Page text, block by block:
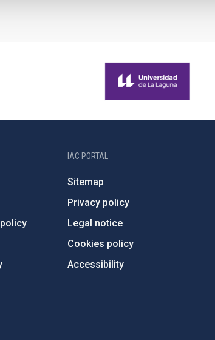
IAC PORTAL
Sitemap
Privacy policy
Legal notice
Cookies policy
Accessibility